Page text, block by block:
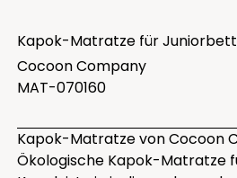
Kapok-Matratze für
Cocoon Company
MAT-070160
Kapok-Matratze von Cocoon
Ökologische Kapok-Matratze